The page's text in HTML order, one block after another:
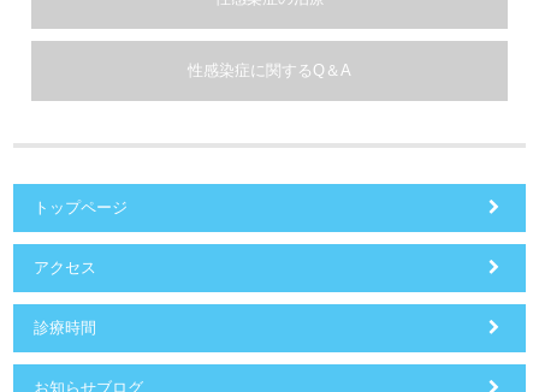
性感染症に関するQ＆A
トップページ
アクセス
診療時間
お知らせブログ